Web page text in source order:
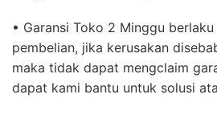
• Garansi Toko 2 Minggu
pembelian, jika kerusakan
maka tidak dapat mengclaim
dapat kami bantu untuk solusi